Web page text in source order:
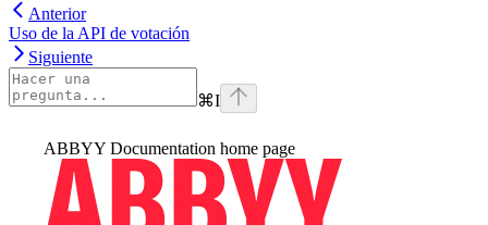
Anterior
Uso de la API de votación
Siguiente
⌘I
ABBYY Documentation home page